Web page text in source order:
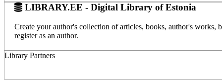
LIBRARY.EE - Digital Library of Estonia
Create your author's collection of articles, books, author's
register as an author.
Library Partners